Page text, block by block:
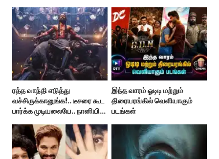
ரத்த வாந்தி எடுத்து
வச்சிருக்கானுங்க!.. டீசரை கூட
பார்க்க முடியலையே.. நானியின்
இந்த வாரம் ஓடிடி மற்றும்
திரையரங்கில் வெளியாகும்
படங்கள்